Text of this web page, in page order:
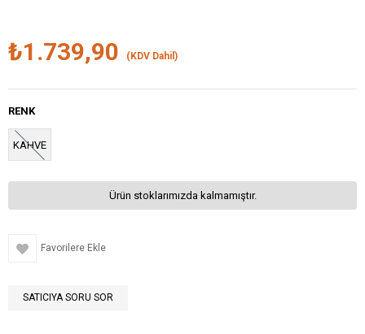
₺1.739,90 (KDV Dahil)
RENK
KAHVE
Ürün stoklarımızda kalmamıştır.
Favorilere Ekle
SATICIYA SORU SOR